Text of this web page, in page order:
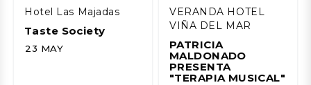
Hotel Las Majadas
Taste Society
23 MAY
VERANDA HOTEL
VIÑA DEL MAR
PATRICIA
MALDONADO
PRESENTA
"TERAPIA MUSICAL"